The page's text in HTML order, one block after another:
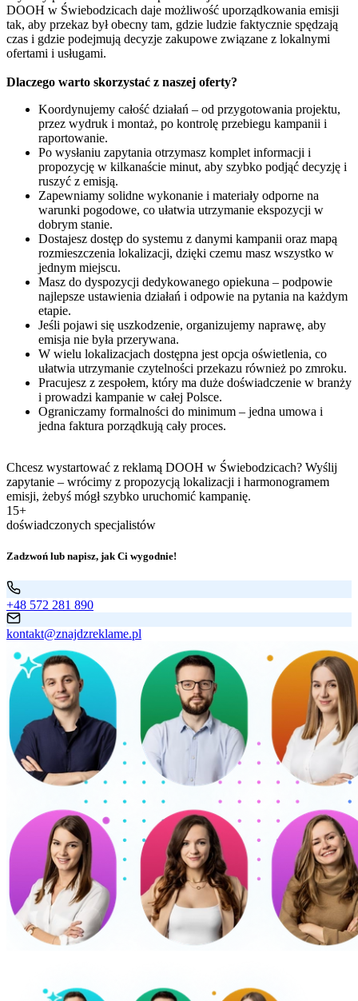
DOOH w Świebodzicach daje możliwość uporządkowania emisji
tak, aby przekaz był obecny tam, gdzie ludzie faktycznie spędzają
czas i gdzie podejmują decyzje zakupowe związane z lokalnymi
ofertami i usługami.
Dlaczego warto skorzystać z naszej oferty?
Koordynujemy całość działań – od przygotowania projektu,
przez wydruk i montaż, po kontrolę przebiegu kampanii i
raportowanie.
Po wysłaniu zapytania otrzymasz komplet informacji i
propozycję w kilkanaście minut, aby szybko podjąć decyzję i
ruszyć z emisją.
Zapewniamy solidne wykonanie i materiały odporne na
warunki pogodowe, co ułatwia utrzymanie ekspozycji w
dobrym stanie.
Dostajesz dostęp do systemu z danymi kampanii oraz mapą
rozmieszczenia lokalizacji, dzięki czemu masz wszystko w
jednym miejscu.
Masz do dyspozycji dedykowanego opiekuna – podpowie
najlepsze ustawienia działań i odpowie na pytania na każdym
etapie.
Jeśli pojawi się uszkodzenie, organizujemy naprawę, aby
emisja nie była przerywana.
W wielu lokalizacjach dostępna jest opcja oświetlenia, co
ułatwia utrzymanie czytelności przekazu również po zmroku.
Pracujesz z zespołem, który ma duże doświadczenie w branży
i prowadzi kampanie w całej Polsce.
Ograniczamy formalności do minimum – jedna umowa i
jedna faktura porządkują cały proces.
Chcesz wystartować z reklamą DOOH w Świebodzicach? Wyślij
zapytanie – wrócimy z propozycją lokalizacji i harmonogramem
emisji, żebyś mógł szybko uruchomić kampanię.
15+
doświadczonych specjalistów
Zadzwoń lub napisz, jak Ci wygodnie!
+48 572 281 890
kontakt@znajdzreklame.pl